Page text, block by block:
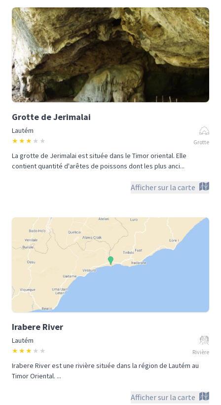
Grotte de Jerimalai
Lautém
★★★ ★ ★ Grotte
La grotte de Jerimalai est située dans le Timor oriental. Elle
contient quantité d'arêtes de poissons dont les plus anci...
Afficher sur la carte
Irabere River
Lautém
★★★ ★ ★ Rivière
Irabere River est une rivière située dans la région de Lautém au
Timor Oriental. ...
Afficher sur la carte